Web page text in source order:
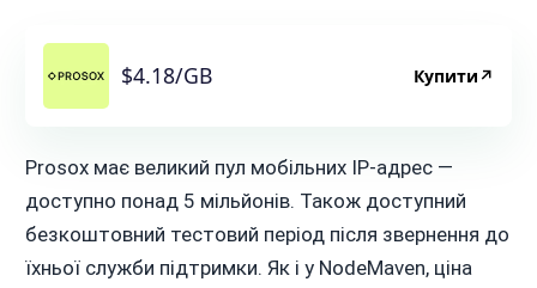
$4.18/GB Купити ↗
Prosox має великий пул мобільних IP-адрес —
доступно понад 5 мільйонів. Також доступний
безкоштовний тестовий період після звернення до
їхньої служби підтримки. Як і у NodeMaven, ціна